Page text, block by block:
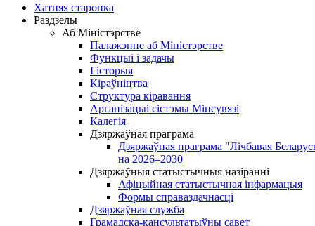
Хатняя старонка
Раздзелы
Аб Міністэрстве
Палажэнне аб Міністэрстве
Функцыі і задачы
Гісторыя
Кіраўніцтва
Структура кіравання
Арганізацыі сістэмы Мінсувязі
Калегія
Дзяржаўная праграма
Дзяржаўная праграма "Лічбавая
на 2026–2030
Дзяржаўныя статыстычныя назіранні
Афіцыйная статыстычная інфармацыя
Формы справаздачнасці
Дзяржаўная служба
Грамадска-кансультатыўны савет